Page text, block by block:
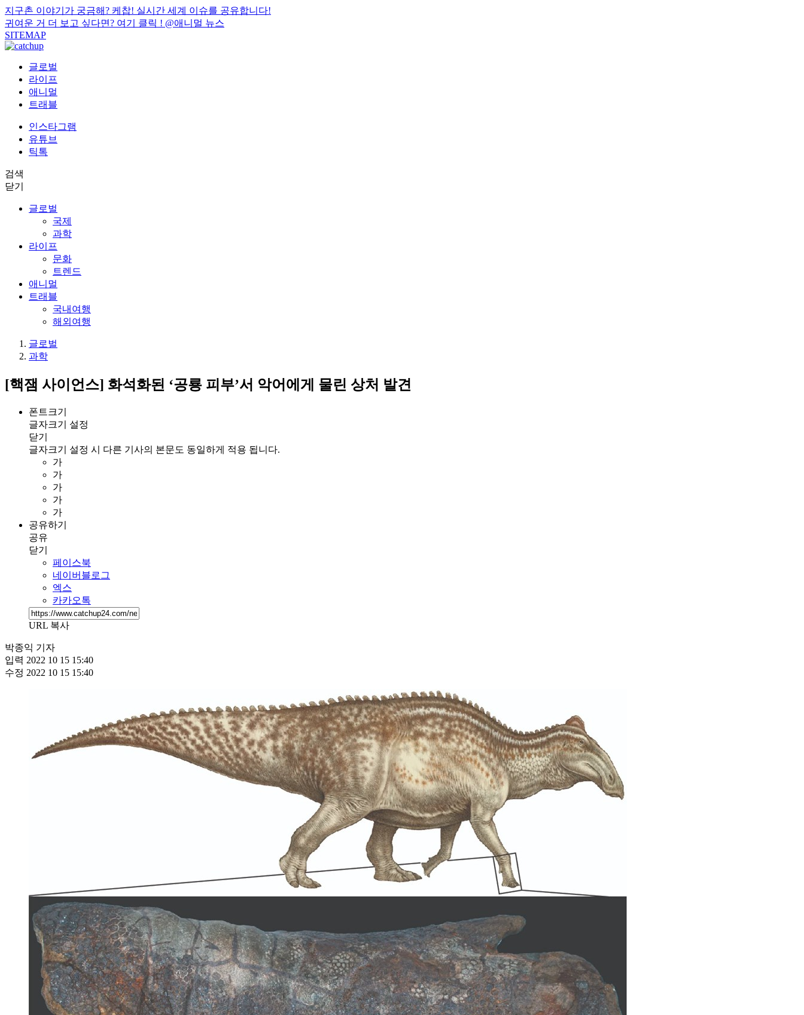
지구촌 이야기가 궁금해? 케찹! 실시간 세계 이슈를 공유합니다!
귀여운 거 더 보고 싶다면? 여기 클릭 ! @애니멀 뉴스
SITEMAP
글로벌
라이프
애니멀
트래블
인스타그램
유튜브
틱톡
검색
닫기
글로벌
국제
과학
라이프
문화
트렌드
애니멀
트래블
국내여행
해외여행
글로벌
과학
[핵잼 사이언스] 화석화된 ‘공룡 피부’서 악어에게 물린 상처 발견
폰트크기
글자크기 설정
닫기
글자크기 설정 시 다른 기사의 본문도 동일하게 적용 됩니다.
가
가
가
가
가
공유하기
공유
닫기
페이스북
네이버블로그
엑스
카카오톡
URL 복사
박종익 기자
입력 2022 10 15 15:40
수정 2022 10 15 15:40